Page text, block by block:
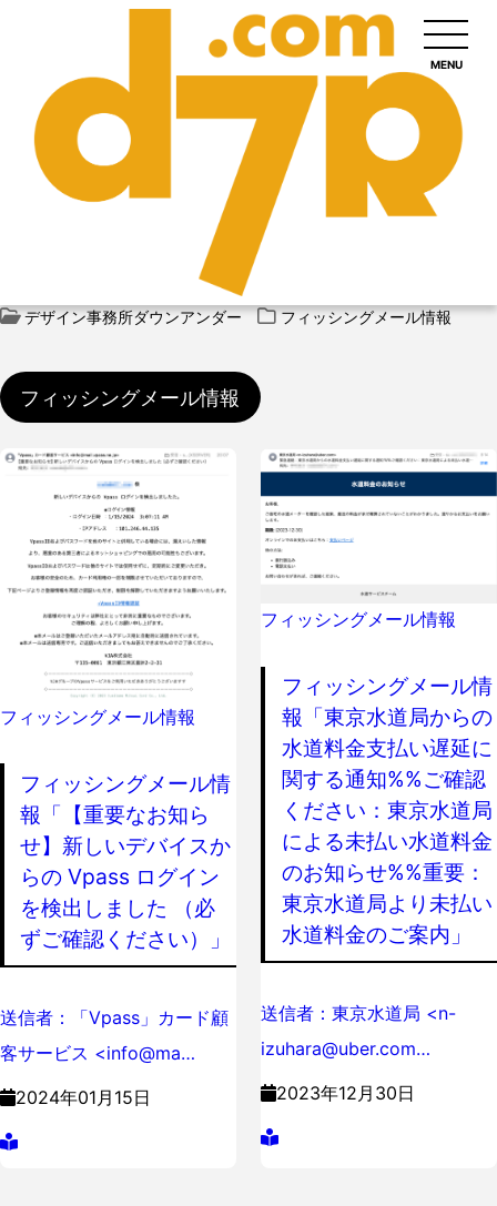
MENU
デザイン事務所ダウンアンダー フィッシングメール情報
フィッシングメール情報
フィッシングメール情報
フィッシングメール情
報「【重要なお知ら
せ】新しいデバイスか
らの Vpass ログイン
を検出しました （必
ずご確認ください）」
送信者：「Vpass」カード顧
客サービス <info@ma…
2024年01月15日
フィッシングメール情報
フィッシングメール情
報「東京水道局からの
水道料金支払い遅延に
関する通知%%ご確認
ください：東京水道局
による未払い水道料金
のお知らせ%%重要：
東京水道局より未払い
水道料金のご案内」
送信者：東京水道局 <n-
izuhara@uber.com…
2023年12月30日